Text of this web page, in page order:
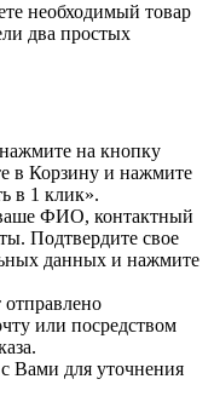
необходимый товар
два простых
на кнопку
в Корзину и нажмите
в 1 клик».
ФИО, контактный
Подтвердите свое
данных и нажмите
или посредством
Вами для уточнения